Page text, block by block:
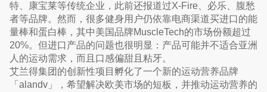
特、康宝莱等传统企业，此前还报道过X-Fire、必乐、腹愁
者等品牌。然而，很多健身用户仍依靠电商渠道买进口的能
量棒和蛋白棒，其中美国品牌MuscleTech的市场份额超过
20%。但进口产品的问题也很明显：产品可能并不适合亚洲
人的运动需求，而且口感偏甜且粘牙。
艾兰得集团的创新性项目孵化了一个新的运动营养品牌
「alandv」，希望解决欧美市场的短板，并推动运动营养的